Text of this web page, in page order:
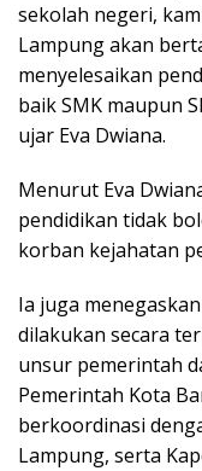
sekolah negeri,
Lampung akan
menyelesaikan
baik SMK maupun
ujar Eva Dwiana.
Menurut Eva
pendidikan tidak
korban kejahatan
Ia juga
dilakukan secara
unsur pemerintah
Pemerintah Kota
berkoordinasi
Lampung, serta